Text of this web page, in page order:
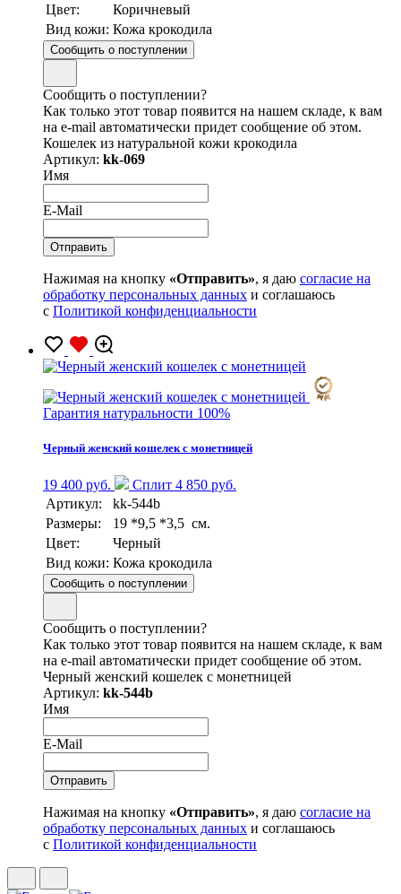
Цвет:
Коричневый
Вид кожи: Кожа крокодила
Сообщить о поступлении
Сообщить о поступлении?
Как только этот товар появится на нашем складе, к вам
на e-mail автоматически придет сообщение об этом.
Кошелек из натуральной кожи крокодила
Артикул: kk-069
Имя
E-Mail
Нажимая на кнопку «Отправить», я даю согласие на
обработку персональных данных и соглашаюсь
с Политикой конфиденциальности
Гарантия натуральности 100%
Черный женский кошелек с монетницей
19 400 руб.
Сплит 4 850 руб.
Артикул:
kk-544b
Размеры:
19 *9,5 *3,5 см.
Цвет:
Черный
Вид кожи: Кожа крокодила
Сообщить о поступлении
Сообщить о поступлении?
Как только этот товар появится на нашем складе, к вам
на e-mail автоматически придет сообщение об этом.
Черный женский кошелек с монетницей
Артикул: kk-544b
Имя
E-Mail
Нажимая на кнопку «Отправить», я даю согласие на
обработку персональных данных и соглашаюсь
с Политикой конфиденциальности